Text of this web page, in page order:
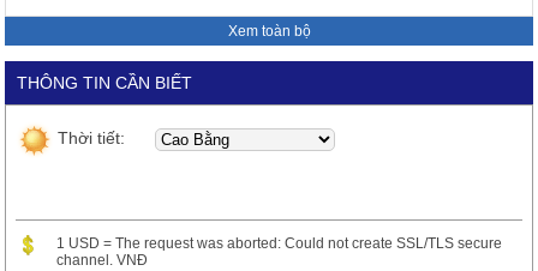
Xem toàn bộ
THÔNG TIN CẦN BIẾT
Thời tiết:
1 USD = The request was aborted: Could not create SSL/TLS secure
channel. VNĐ